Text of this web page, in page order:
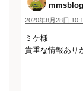
mmsblog
2020年8月28日
ミケ様
貴重な情報あり